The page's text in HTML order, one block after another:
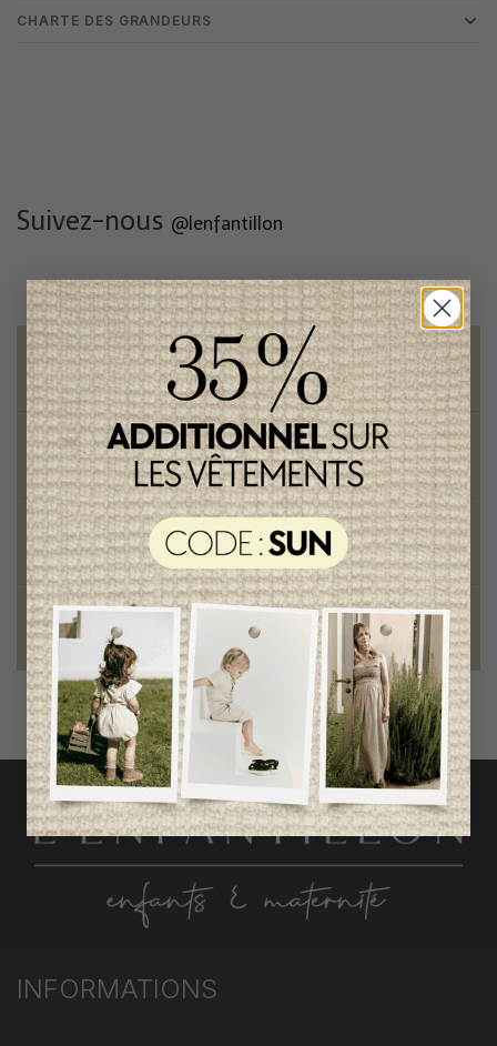
CHARTE DES GRANDEURS
Suivez-nous @lenfantillon
Livraison gratuite
sur toute commande de 100 $ et plus
Vêtements chics et tendances
pour mamans et enfants
Style et élégance
qualité remarquable
Fondation des étoiles
fiers de collaborer à une bonne cause
INFORMATIONS